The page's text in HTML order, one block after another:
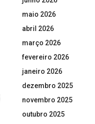
maio 2026
abril 2026
março 2026
fevereiro 2026
janeiro 2026
dezembro 2025
novembro 2025
outubro 2025